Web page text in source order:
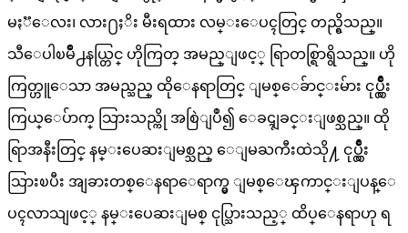
မႏၱေလး၊ လား႐ႈိး မီးရထား လမ္းေပၚတြင္ တည္ရွိသည္။
သီေပါၿမိဳ႕နယ္တြင္ ဟိုကြတ္ အမည္ျဖင့္ ရြာတစ္ရြာရွိသည္။ ဟို
ကြတ္ဟူေသာ အမည္သည္ ထိုေနရာတြင္ ျမစ္ေခ်ာင္းမ်ား ငုပ္လွ်ဳိး
ကြယ္ေပ်ာက္ သြားသည္ကို အစြဲျပဳ၍ ေခၚျခင္းျဖစ္သည္။ ထို
ရြာအနီးတြင္ နမ္းပေဆးျမစ္သည္ ေျမႀကီးထဲသို႔ ငုပ္လွ်ိဳး
သြားၿပီး အျခားတစ္ေနရာေရာက္မွ ျမစ္ေၾကာင္းျပန္ေ
ပၚလာသျဖင့္ နမ္းပေဆးျမစ္ ငုပ္သြားသည့္ ထိပ္ေနရာဟု ရ